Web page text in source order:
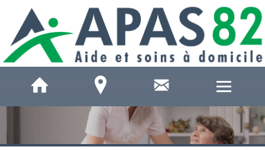
QUI SOMMES-NOUS ?